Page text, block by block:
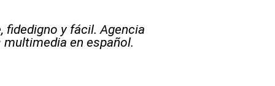
fidedigno y fácil. Agencia
en español.